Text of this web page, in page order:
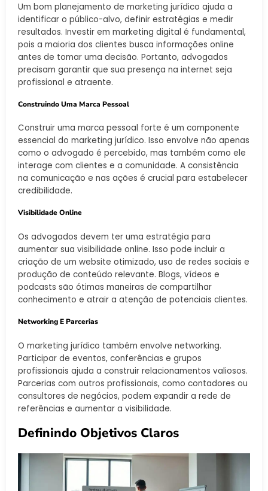
Um bom planejamento de marketing jurídico ajuda a
identificar o público-alvo, definir estratégias e medir
resultados. Investir em marketing digital é fundamental,
pois a maioria dos clientes busca informações online
antes de tomar uma decisão. Portanto, advogados
precisam garantir que sua presença na internet seja
profissional e atraente.
Construindo Uma Marca Pessoal
Construir uma marca pessoal forte é um componente
essencial do marketing jurídico. Isso envolve não apenas
como o advogado é percebido, mas também como ele
interage com clientes e a comunidade. A consistência
na comunicação e nas ações é crucial para estabelecer
credibilidade.
Visibilidade Online
Os advogados devem ter uma estratégia para
aumentar sua visibilidade online. Isso pode incluir a
criação de um website otimizado, uso de redes sociais e
produção de conteúdo relevante. Blogs, vídeos e
podcasts são ótimas maneiras de compartilhar
conhecimento e atrair a atenção de potenciais clientes.
Networking E Parcerias
O marketing jurídico também envolve networking.
Participar de eventos, conferências e grupos
profissionais ajuda a construir relacionamentos valiosos.
Parcerias com outros profissionais, como contadores ou
consultores de negócios, podem expandir a rede de
referências e aumentar a visibilidade.
Definindo Objetivos Claros